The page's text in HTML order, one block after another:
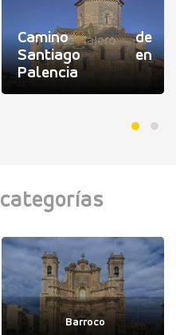
Camino de
Santiago en
Palencia
Barroco